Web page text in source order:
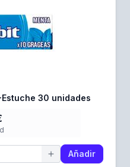
30 unidades
Añadir